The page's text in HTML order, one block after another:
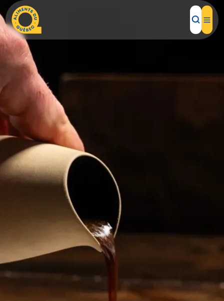
Aliments d'ici
Recettes
Inspirations d'ici
Restaurants
Institutions
À propos
Pourquoi adhérer
Portail adhérent